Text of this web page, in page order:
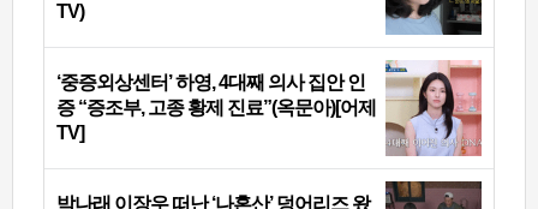
TV)
‘중증외상센터’ 하영, 4대째 의사 집안 인
증 “증조부, 고종 황제 진료”(옥문아)[어제
TV]
박나래 이장우 떠난 ‘나혼산’ 덩어리즈 왔